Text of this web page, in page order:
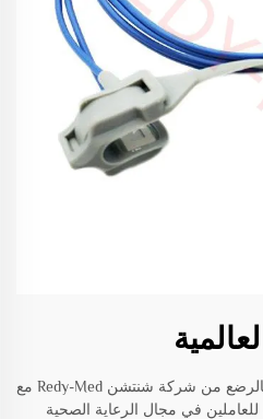
تتوافق أجهزة الاستشعار الخاصة بالرضع من شركة شنتشن Redy-Med مع
للعاملين في مجال الرعاية الصحية